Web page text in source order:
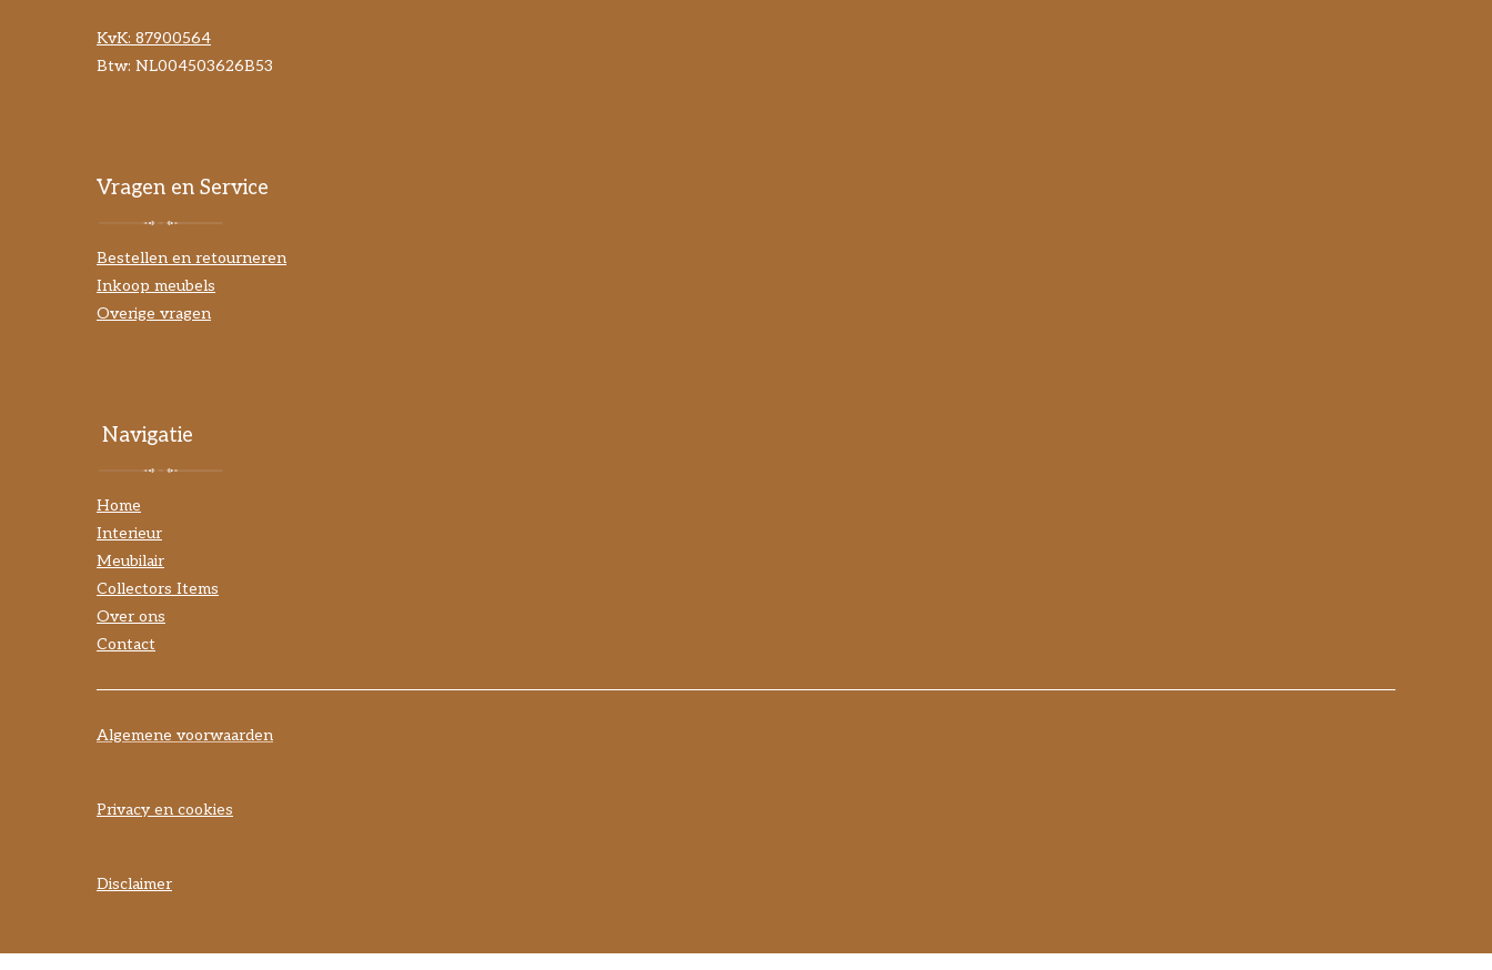
KvK: 87900564
Btw: NL004503626B53
Vragen en Service
Bestellen en retourneren
Inkoop meubels
Overige vragen
Navigatie
Home
Interieur
Meubilair
Collectors Items
Over ons
Contact
Algemene voorwaarden
Privacy en cookies
Disclaimer